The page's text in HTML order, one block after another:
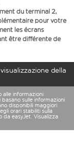
du terminal 2,
pour votre
les écrans
être différente de
della
alle informazioni
sulle informazioni
disponibili maggiori
orari stabiliti sulla
easyJet. Visualizza